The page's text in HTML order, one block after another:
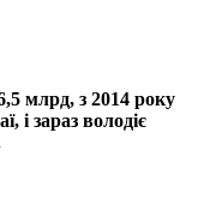
млрд, з 2014 року
і зараз володіє